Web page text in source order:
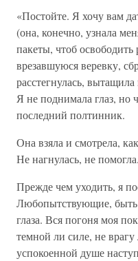
«Постойте. Я хочу вам
(она, конечно, узнала
пакеты, чтоб освободить
врезавшуюся веревку,
расстегнулась,
Я не поднимала глаз, но
последний полтинник.
Она взяла и смотрела,
Не нагнулась, не
Прежде чем уходить, я
Любопытствующие,
глаза. Вся погоня моя
темной ли силе, не
успокоенной душе